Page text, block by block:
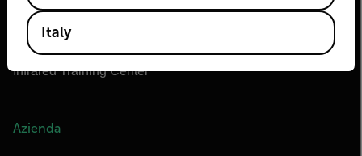
Extech
Raymarine
Infrared Training Center
Azienda
Italy